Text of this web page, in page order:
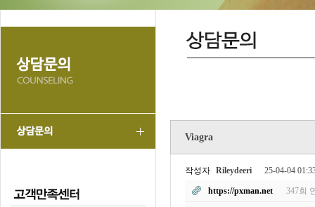
Viagra
작성자 Rileydeeri 25-04-04
https://pxman.net 347회